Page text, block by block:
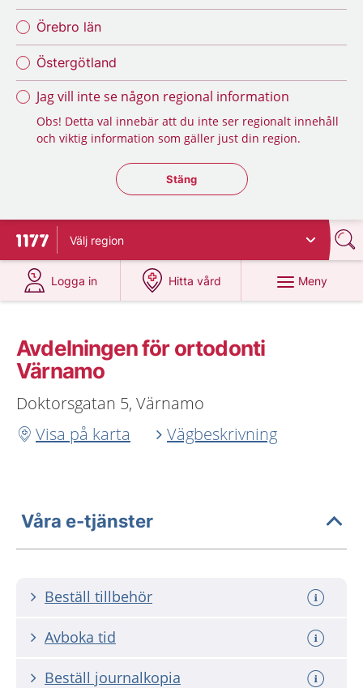
Örebro län
Östergötland
Jag vill inte se någon regional information
Obs! Detta val innebär att du inte ser regionalt innehåll
och viktig information som gäller just din region.
Stäng regionsväljaren
Stäng
Till startsidan för 1177
Välj region
Logga in
på 1177.se
Hitta vård
på 1177.se
Meny
Avdelningen för ortodonti
Värnamo
Doktorsgatan 5, Värnamo
Visa på karta
Vägbeskrivning
Våra e-tjänster
Beställ tillbehör
Avboka tid
Beställ journalkopia